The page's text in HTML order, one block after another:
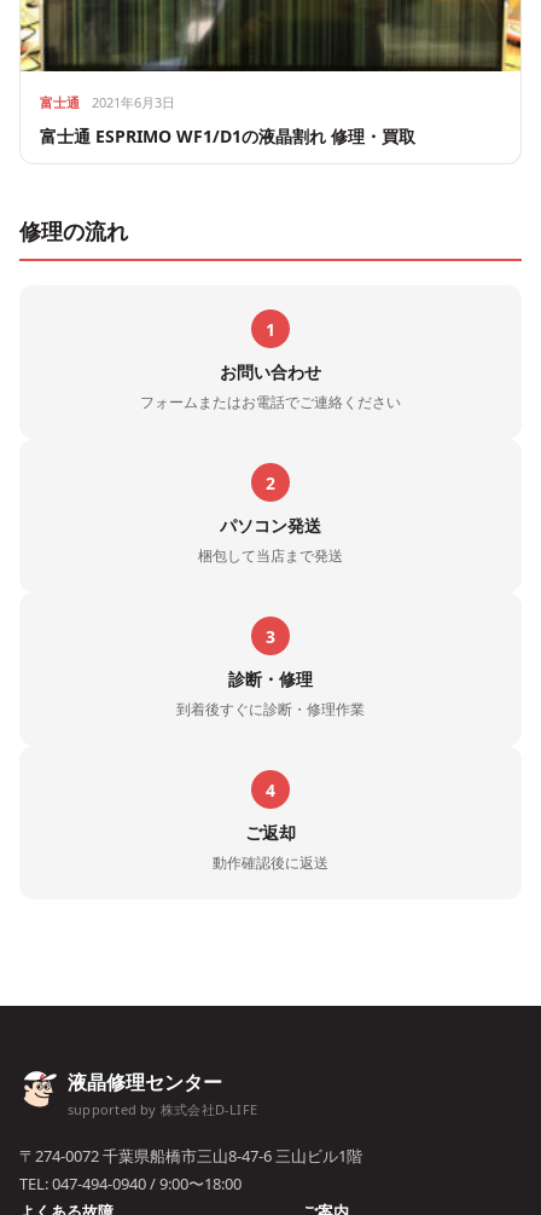
富士通 2021年6月3日
富士通 ESPRIMO WF1/D1の液晶割れ 修理・買取
修理の流れ
1
お問い合わせ
フォームまたはお電話でご連絡ください
2
パソコン発送
梱包して当店まで発送
3
診断・修理
到着後すぐに診断・修理作業
4
ご返却
動作確認後に返送
液晶修理センター
supported by 株式会社D-LIFE
〒274-0072 千葉県船橋市三山8-47-6 三山ビル1階
TEL:047-494-0940/ 9:00〜18:00